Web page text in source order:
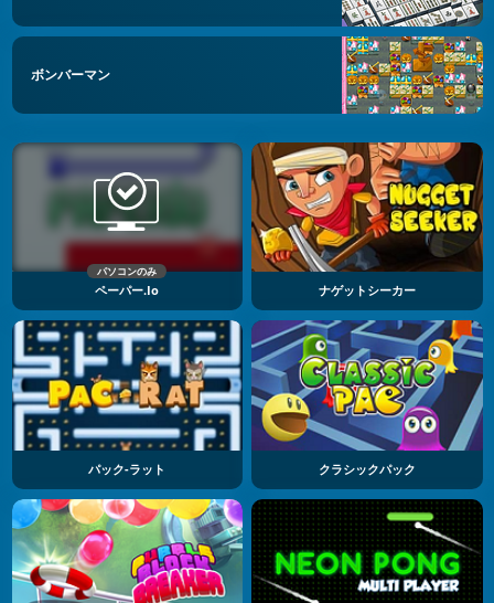
ボンバーマン
パソコンのみ
ペーパー.io ナゲットシーカー
パック-ラット クラシックパック